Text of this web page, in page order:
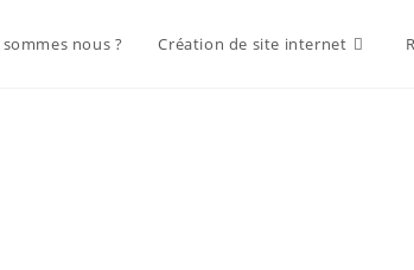
nous ? Création de site internet